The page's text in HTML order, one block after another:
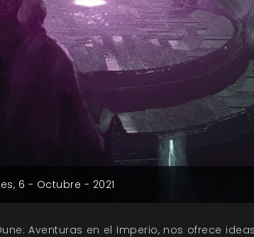
6 - Octubre - 2021
Aventuras en el Imperio, nos ofrece